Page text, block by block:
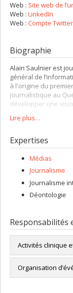
Web : Site web de
Web : LinkedIn
Web : Compte Twitter
Biographie
Alain Saulnier est
général de
à l'origine du
journalistique au
développer une
corruption, le
Lire plus…
Expertises
Médias
Journalisme
Journalisme
Déontologie
Responsabilités
Activités clinique
Animation
Organisation